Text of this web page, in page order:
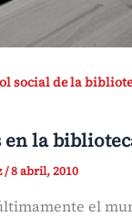
social de la
en la
/8 abril, 2010
el